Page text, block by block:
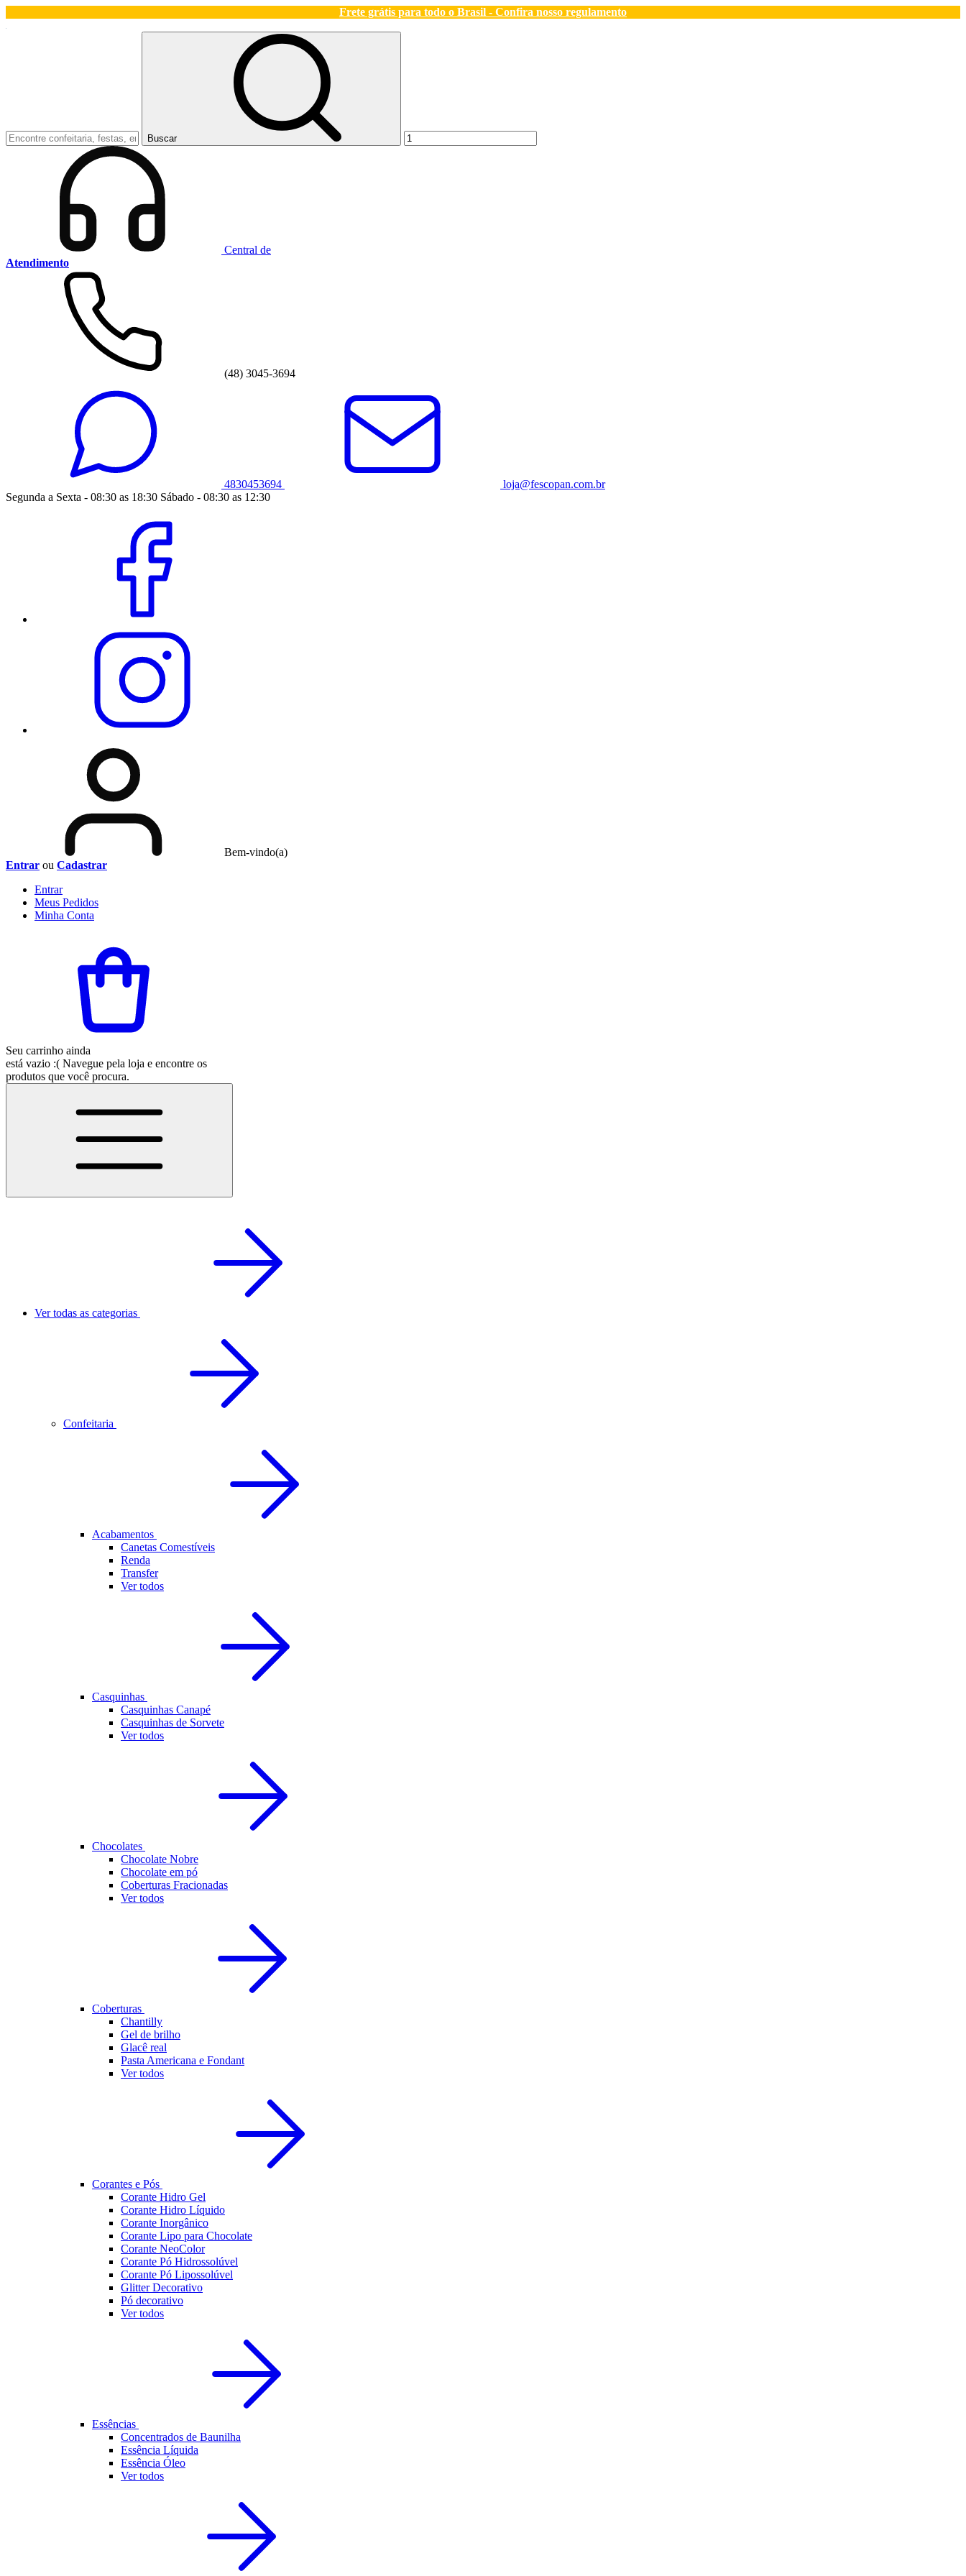
Frete grátis para todo o Brasil - Confira nosso regulamento
Buscar
Central de
Atendimento
(48) 3045-3694
4830453694
loja@fescopan.com.br
Segunda a Sexta - 08:30 as 18:30 Sábado - 08:30 as 12:30
Bem-vindo(a)
Entrar ou Cadastrar
Entrar
Meus Pedidos
Minha Conta
Seu carrinho ainda
está vazio :( Navegue pela loja e encontre os
produtos que você procura.
Ver todas as categorias
Confeitaria
Acabamentos
Canetas Comestíveis
Renda
Transfer
Ver todos
Casquinhas
Casquinhas Canapé
Casquinhas de Sorvete
Ver todos
Chocolates
Chocolate Nobre
Chocolate em pó
Coberturas Fracionadas
Ver todos
Coberturas
Chantilly
Gel de brilho
Glacê real
Pasta Americana e Fondant
Ver todos
Corantes e Pós
Corante Hidro Gel
Corante Hidro Líquido
Corante Inorgânico
Corante Lipo para Chocolate
Corante NeoColor
Corante Pó Hidrossolúvel
Corante Pó Lipossolúvel
Glitter Decorativo
Pó decorativo
Ver todos
Essências
Concentrados de Baunilha
Essência Líquida
Essência Óleo
Ver todos